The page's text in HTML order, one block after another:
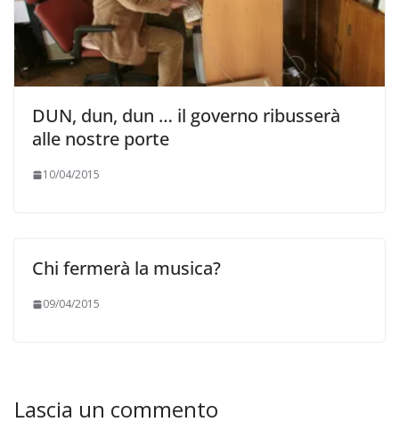
DUN, dun, dun … il governo ribusserà
alle nostre porte
10/04/2015
Chi fermerà la musica?
09/04/2015
Lascia un commento